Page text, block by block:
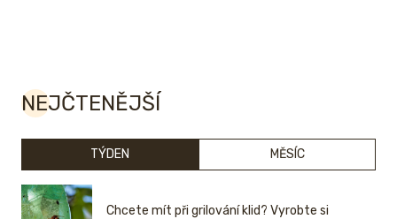
NEJČTENĚJŠÍ
TÝDEN MĚSÍC
Chcete mít při grilování klid? Vyrobte si